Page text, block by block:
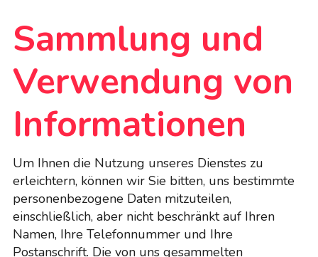
Sammlung und
Verwendung von
Informationen
Um Ihnen die Nutzung unseres Dienstes zu
erleichtern, können wir Sie bitten, uns bestimmte
personenbezogene Daten mitzuteilen,
einschließlich, aber nicht beschränkt auf Ihren
Namen, Ihre Telefonnummer und Ihre
Postanschrift. Die von uns gesammelten